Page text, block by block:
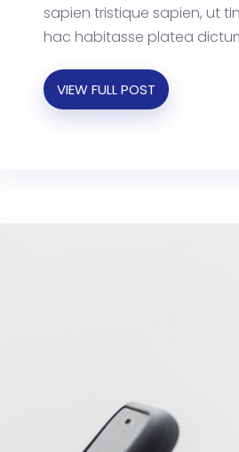
sapien tristique sapien, ut
hac habitasse platea
VIEW FULL POST